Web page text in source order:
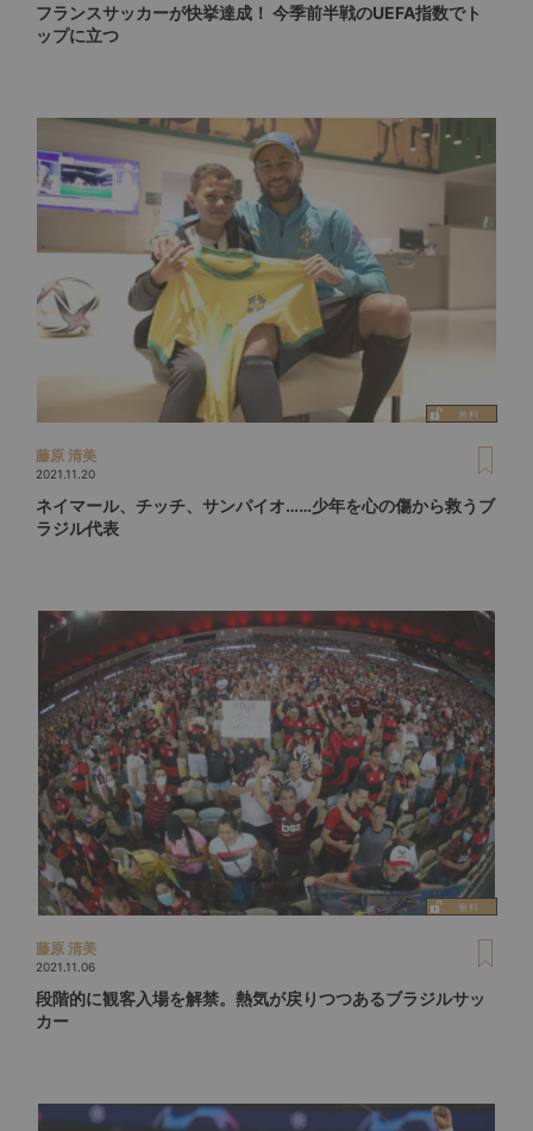
フランスサッカーが快挙達成！ 今季前半戦のUEFA指数でト
ップに立つ
藤原 清美
2021.11.20
ネイマール、チッチ、サンパイオ……少年を心の傷から救うブ
ラジル代表
藤原 清美
2021.11.06
段階的に観客入場を解禁。熱気が戻りつつあるブラジルサッ
カー